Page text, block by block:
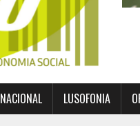
NACIONAL LUSOFONIA